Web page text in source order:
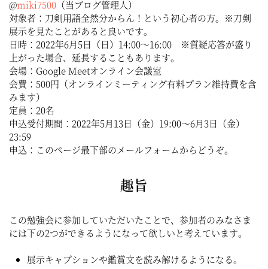
@miki7500 （当ブログ管理人）
対象者：刀剣用語全然分からん！という初心者の方。※刀剣
展示を見たことがあると良いです。
日時：2022年6月5日（日）14:00〜16:00 ※質疑応答が盛り
上がった場合、延長することもあります。
会場：Google Meetオンライン会議室
会費：500円（オンラインミーティング有料プラン維持費を含
みます）
定員：20名
申込受付期間：2022年5月13日（金）19:00〜6月3日（金）
23:59
申込：このページ最下部のメールフォームからどうぞ。
趣旨
この勉強会に参加していただいたことで、参加者のみなさま
には下の2つができるようになって欲しいと考えています。
展示キャプションや鑑賞文を読み解けるようになる。